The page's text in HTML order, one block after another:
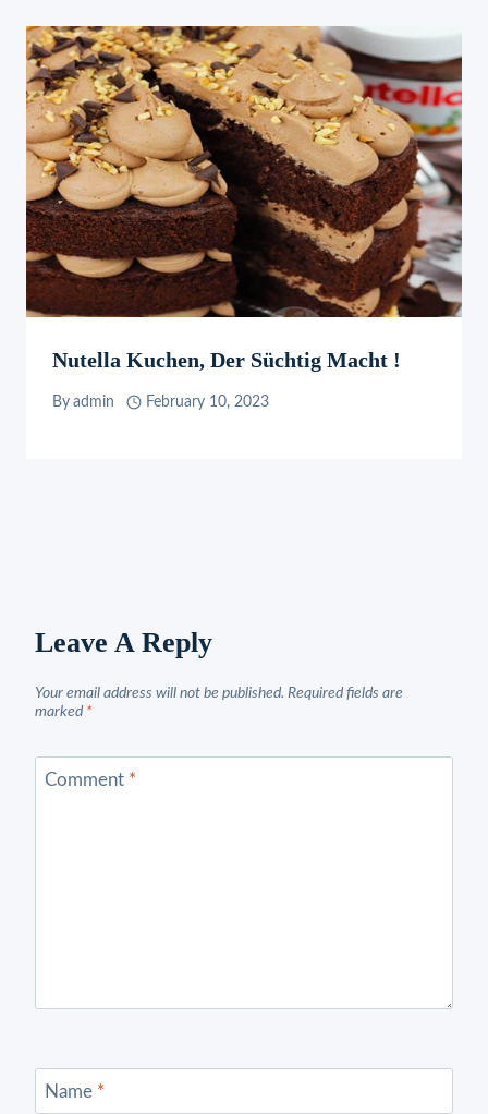
Nutella Kuchen, Der Süchtig Macht !
By admin February 10, 2023
Leave A Reply
Your email address will not be published. Required fields are
marked *
Comment *
Name *